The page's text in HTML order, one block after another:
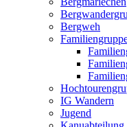
Bergweh
IG Wandern
Jugend